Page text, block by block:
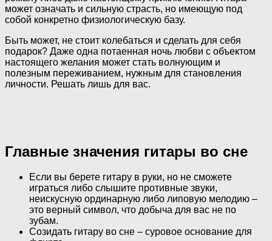
может означать и сильную страсть, но имеющую под
собой конкретно физиологическую базу.
Быть может, не стоит колебаться и сделать для себя
подарок? Даже одна потаенная ночь любви с объектом
настоящего желания может стать волнующим и
полезным переживанием, нужным для становления
личности. Решать лишь для вас.
Главные значения гитары во сне
Если вы берете гитару в руки, но не сможете
играться либо слышите противные звуки,
неискусную ординарную либо липовую мелодию –
это верный символ, что добыча для вас не по
зубам.
Созидать гитару во сне – суровое основание для